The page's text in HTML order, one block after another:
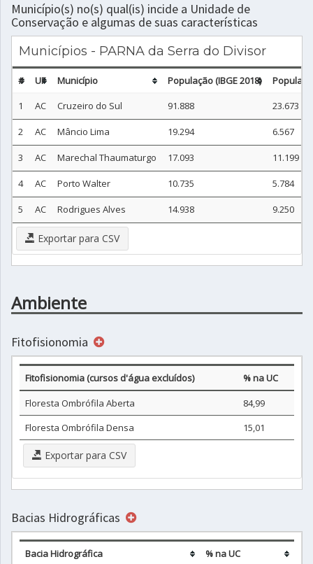
Município(s) no(s) qual(is) incide a Unidade de
Conservação e algumas de suas características
Municípios - PARNA da Serra do Divisor
# UF Município População (IBGE 2018)
1
AC Cruzeiro do Sul 91.888 23.673
2 AC Mâncio Lima 19.294 6.567
3 AC Marechal Thaumaturgo 17.093 11.199
4 AC Porto Walter 10.735 5.784
5 AC Rodrigues Alves 14.938 9.250
Exportar para CSV
Ambiente
Fitofisionomia
Fitofisionomia (cursos d'água excluídos)
% na UC
Floresta Ombrófila Aberta
84,99
Floresta Ombrófila Densa
15,01
Exportar para CSV
Bacias Hidrográficas
Bacia Hidrográfica
% na UC